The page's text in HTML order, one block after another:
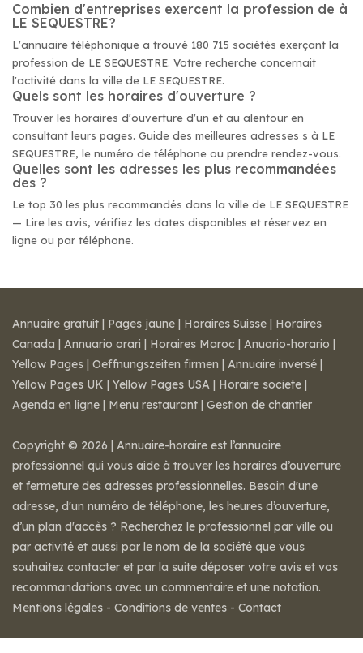
Combien d'entreprises exercent la profession de à
LE SEQUESTRE?
L'annuaire téléphonique a trouvé 180 715 sociétés exerçant la
profession de LE SEQUESTRE. Votre recherche concernait
l'activité dans la ville de LE SEQUESTRE.
Quels sont les horaires d'ouverture ?
Trouver les horaires d'ouverture d'un et au alentour en
consultant leurs pages. Guide des meilleures adresses s à LE
SEQUESTRE, le numéro de téléphone ou prendre rendez-vous.
Quelles sont les adresses les plus recommandées
des ?
Le top 30 les plus recommandés dans la ville de LE SEQUESTRE
— Lire les avis, vérifiez les dates disponibles et réservez en
ligne ou par téléphone.
Annuaire gratuit | Pages jaune | Horaires Suisse | Horaires
Canada | Annuario orari | Horaires Maroc | Anuario-horario |
Yellow Pages | Oeffnungszeiten firmen | Annuaire inversé |
Yellow Pages UK | Yellow Pages USA | Horaire societe |
Agenda en ligne | Menu restaurant | Gestion de chantier
Copyright © 2026 | Annuaire-horaire est l’annuaire
professionnel qui vous aide à trouver les horaires d’ouverture
et fermeture des adresses professionnelles. Besoin d'une
adresse, d'un numéro de téléphone, les heures d’ouverture,
d’un plan d'accès ? Recherchez le professionnel par ville ou
par activité et aussi par le nom de la société que vous
souhaitez contacter et par la suite déposer votre avis et vos
recommandations avec un commentaire et une notation.
Mentions légales - Conditions de ventes - Contact